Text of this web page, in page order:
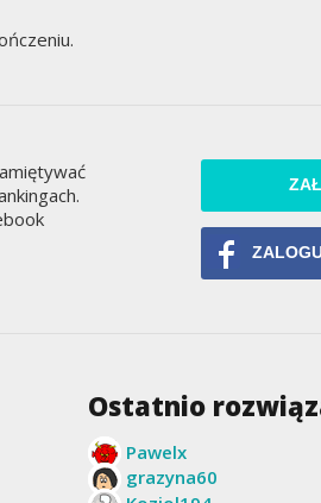
Ostatnio
Pawelx
grazyna60